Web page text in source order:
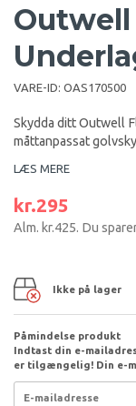
VARE-ID: OAS170500
Skydda ditt Outwell
måttanpassat
LÆS MERE
kr.295
Alm. kr.425. Du
Ikke på lager
Påmindelse produkt
Indtast din e-
er tilgængelig! Din e-